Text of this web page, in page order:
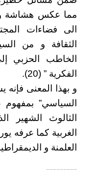
مما عكس هشاشة و
الى فضاءات
الثقافة و من
الخاطب الحزبي
الفكرية ” (20).
و بهذا المعنى فإنه
السياسي”
الثالوث الشهير
الغربية كما عرفه
العلمنة و
………………………